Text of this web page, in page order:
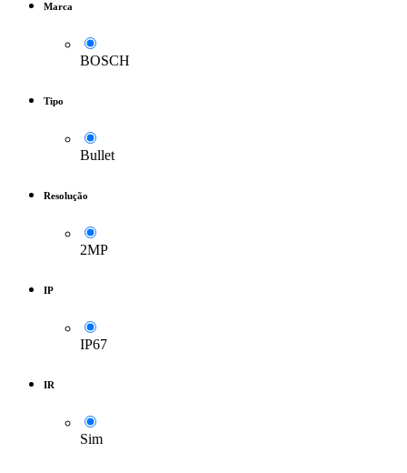
Marca
BOSCH
Tipo
Bullet
Resolução
2MP
IP
IP67
IR
Sim